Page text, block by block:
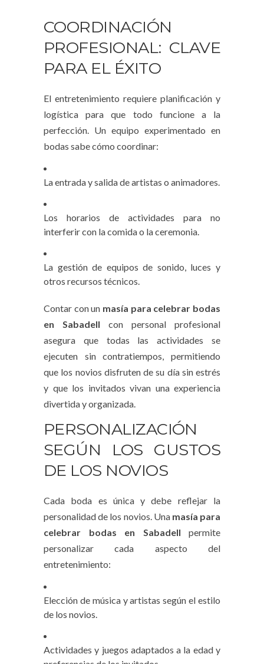
COORDINACIÓN
PROFESIONAL: CLAVE
PARA EL ÉXITO
El entretenimiento requiere planificación y
logística para que todo funcione a la
perfección. Un equipo experimentado en
bodas sabe cómo coordinar:
La entrada y salida de artistas o animadores.
Los horarios de actividades para no
interferir con la comida o la ceremonia.
La gestión de equipos de sonido, luces y
otros recursos técnicos.
Contar con un masía para celebrar bodas
en Sabadell con personal profesional
asegura que todas las actividades se
ejecuten sin contratiempos, permitiendo
que los novios disfruten de su día sin estrés
y que los invitados vivan una experiencia
divertida y organizada.
PERSONALIZACIÓN
SEGÚN LOS GUSTOS
DE LOS NOVIOS
Cada boda es única y debe reflejar la
personalidad de los novios. Una masía para
celebrar bodas en Sabadell permite
personalizar cada aspecto del
entretenimiento:
Elección de música y artistas según el estilo
de los novios.
Actividades y juegos adaptados a la edad y